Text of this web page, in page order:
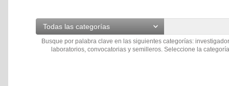
Todas las categorías
Busque por palabra clave en las siguientes categorías:
laboratorios, convocatorias y semilleros. Seleccione la